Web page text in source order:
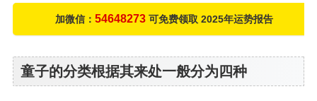
加微信： 54648273 可免费领取 2025年运势报告
童子的分类根据其来处一般分为四种